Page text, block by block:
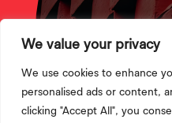
We value your privacy
We use cookies to enhance
personalised ads or content,
clicking "Accept All", you